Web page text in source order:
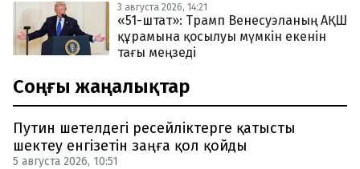
3 августа 2026, 14:21
«51-штат»: Трамп Венесуэланың АҚШ
құрамына қосылуы мүмкін екенін
тағы меңзеді
Соңғы жаңалықтар
Путин шетелдегі ресейліктерге қатысты
шектеу енгізетін заңға қол қойды
5 августа 2026, 10:51